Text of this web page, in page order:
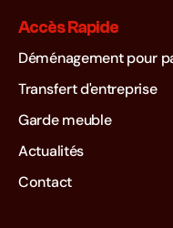
Accès Rapide
Déménagement pour
Transfert d'entreprise
Garde meuble
Actualités
Contact